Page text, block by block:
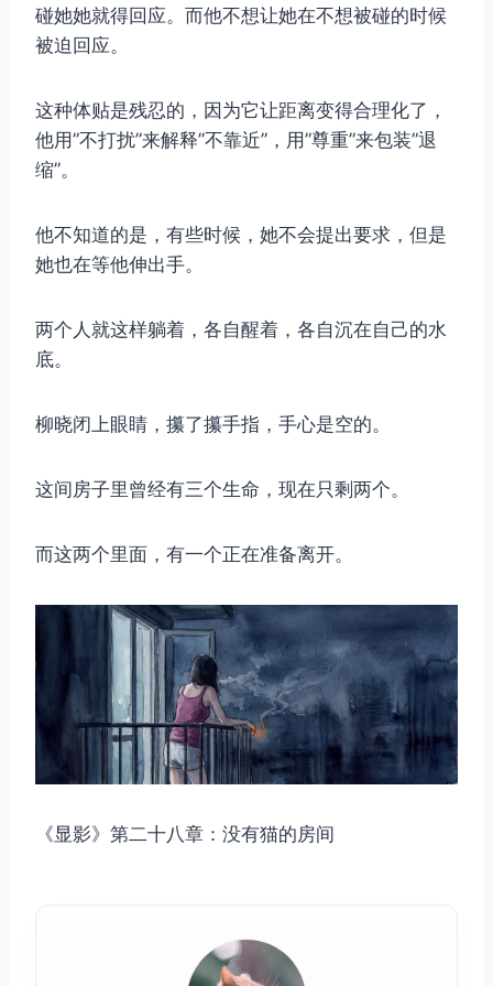
碰她她就得回应。而他不想让她在不想被碰的时候
被迫回应。
这种体贴是残忍的，因为它让距离变得合理化了，
他用”不打扰”来解释”不靠近”，用”尊重”来包装”退
缩”。
他不知道的是，有些时候，她不会提出要求，但是
她也在等他伸出手。
两个人就这样躺着，各自醒着，各自沉在自己的水
底。
柳晓闭上眼睛，攥了攥手指，手心是空的。
这间房子里曾经有三个生命，现在只剩两个。
而这两个里面，有一个正在准备离开。
《显影》第二十八章：没有猫的房间